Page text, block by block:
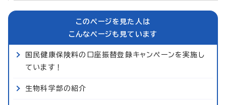
このページを見た人は
こんなページも見ています
国民健康保険料の口座振替登録キャンペーンを実施し
ています！
生物科学部の紹介